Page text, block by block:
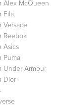
Alex McQueen
Fila
Versace
Reebok
Asics
Puma
Under Armour
Dior